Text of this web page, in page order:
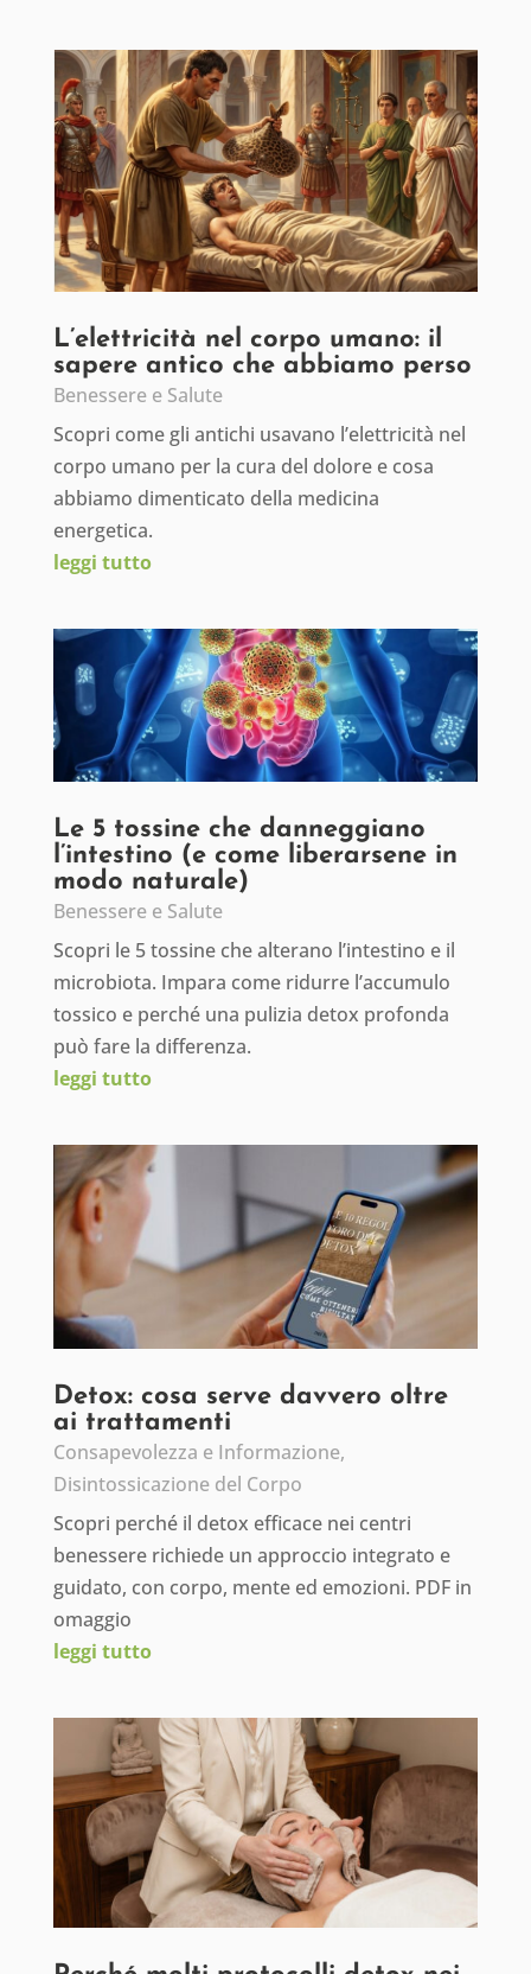
L’elettricità nel corpo umano: il
sapere antico che abbiamo perso
Benessere e Salute
Scopri come gli antichi usavano l’elettricità nel
corpo umano per la cura del dolore e cosa
abbiamo dimenticato della medicina
energetica.
leggi tutto
Le 5 tossine che danneggiano
l’intestino (e come liberarsene in
modo naturale)
Benessere e Salute
Scopri le 5 tossine che alterano l’intestino e il
microbiota. Impara come ridurre l’accumulo
tossico e perché una pulizia detox profonda
può fare la differenza.
leggi tutto
Detox: cosa serve davvero oltre
ai trattamenti
Consapevolezza e Informazione,
Disintossicazione del Corpo
Scopri perché il detox efficace nei centri
benessere richiede un approccio integrato e
guidato, con corpo, mente ed emozioni. PDF in
omaggio
leggi tutto